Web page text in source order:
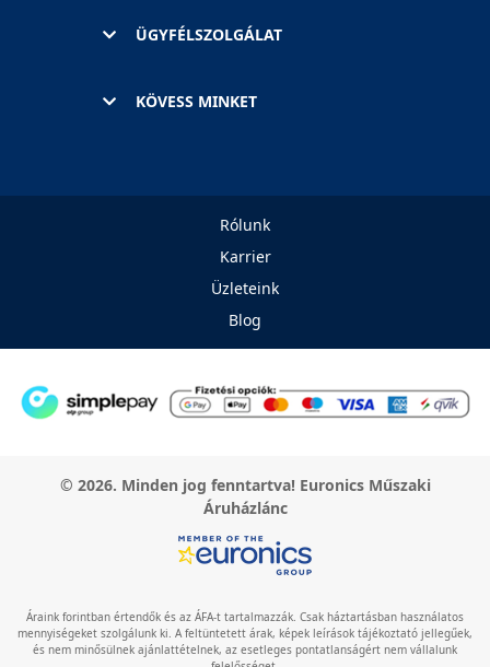
ÜGYFÉLSZOLGÁLAT
KÖVESS MINKET
Rólunk
Karrier
Üzleteink
Blog
© 2026. Minden jog fenntartva! Euronics Műszaki
Áruházlánc
Áraink forintban értendők és az ÁFA-t tartalmazzák. Csak háztartásban használatos
mennyiségeket szolgálunk ki. A feltüntetett árak, képek leírások tájékoztató jellegűek,
és nem minősülnek ajánlattételnek, az esetleges pontatlanságért nem vállalunk